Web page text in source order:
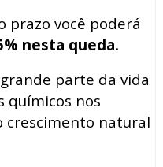
prazo você poderá
nesta queda.
parte da vida
químicos nos
crescimento natural